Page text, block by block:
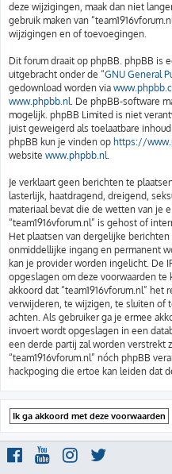
deze wijzigingen, maak dan niet
gebruik maken van
wijzigingen en of toevoegingen.
Dit forum draait op phpBB. phpBB is
uitgebracht onder de “GNU General
gedownload worden via
www.phpbb.nl. De phpBB-software
mogelijk. phpBB Limited is niet
juist geweigerd als toelaatbare
phpBB kun je vinden op https://
website www.phpbb.nl.
Je verklaart geen berichten te
lasterlijk, haatdragend, dreigend,
materiaal bevat die de wetten van je
“team1916vforum.nl” is gehost of
Het plaatsen van dergelijke
onmiddellijke ingang en permanent
kan je provider worden ingelicht. De
opgeslagen om deze voorwaarden te
akkoord dat “team1916vforum.nl”
verwijderen, te wijzigen, te sluiten of
achten. Als gebruiker ga je ermee
invoert wordt opgeslagen in een
een derde partij zal worden verstrekt
“team1916vforum.nl” nóch phpBB
hackpoging die ertoe kan leiden dat